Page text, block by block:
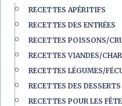
RECETTES APÉRITIFS
RECETTES DES ENTRÉES
RECETTES POISSONS/
RECETTES VIANDES/
RECETTES LÉGUMES/
RECETTES DES DESSERTS
RECETTES POUR LES